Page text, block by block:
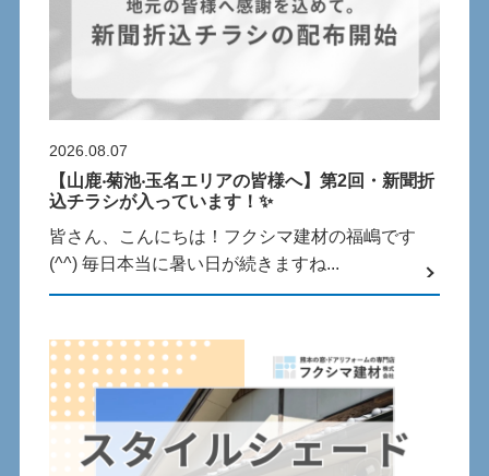
2026.08.07
【⼭⿅‧菊池‧⽟名エリアの皆様へ】第2回・新聞折
込チラシが⼊っています！✨
皆さん、こんにちは！フクシマ建材の福嶋です
(^^) 毎⽇本当に暑い⽇が続きますね...